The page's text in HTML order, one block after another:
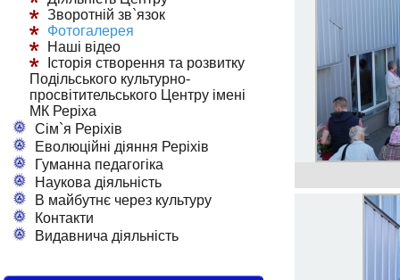
Зворотній зв`язок
Фотогалерея
Наші відео
Історія створення та розвитку
Подільського культурно-
просвітительського Центру імені
МК Реріха
Сім`я Реріхів
Еволюційні діяння Реріхів
Гуманна педагогіка
Наукова діяльність
В майбутнє через культуру
Контакти
Видавнича діяльність